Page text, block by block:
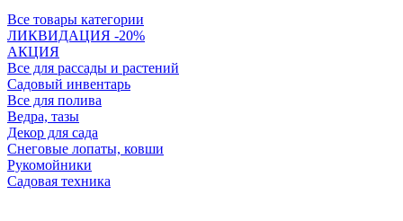
Все товары категории
ЛИКВИДАЦИЯ -20%
АКЦИЯ
Все для рассады и растений
Садовый инвентарь
Все для полива
Ведра, тазы
Декор для сада
Снеговые лопаты, ковши
Рукомойники
Садовая техника